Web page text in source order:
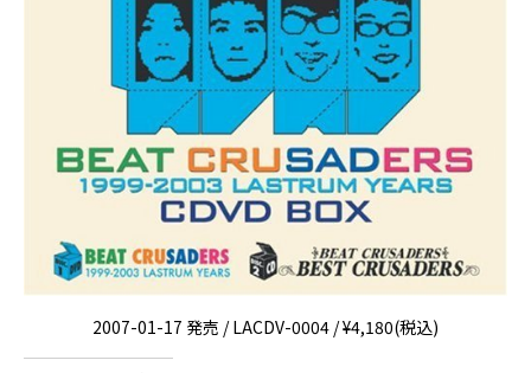
2007-01-17 発売 / LACDV-0004 / ¥4,180(税込)